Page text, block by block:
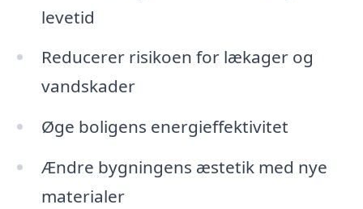
levetid
Reducerer risikoen for lækager og
vandskader
Øge boligens energieffektivitet
Ændre bygningens æstetik med nye
materialer